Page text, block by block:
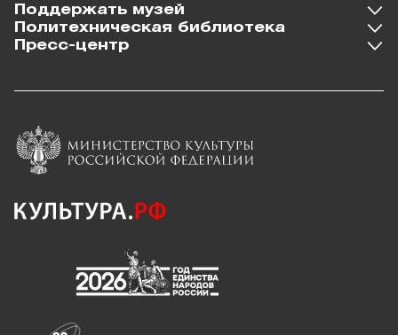
Поддержать музей
Политехническая библиотека
Пресс-центр